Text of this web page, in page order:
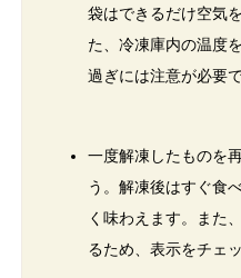
袋はできるだけ空気
た、冷凍庫内の温度
過ぎには注意が必要で
一度解凍したものを
う。解凍後はすぐ食
く味わえます。また
るため、表示をチェ